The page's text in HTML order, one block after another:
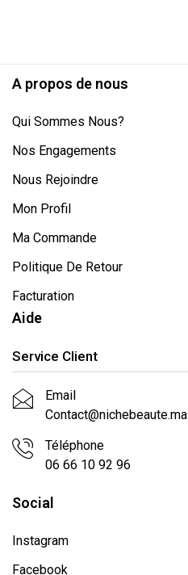
A propos de nous
Qui Sommes Nous?
Nos Engagements
Nous Rejoindre
Mon Profil
Ma Commande
Politique De Retour
Facturation
Aide
Service Client
Email
Contact@nichebeaute.ma
Téléphone
06 66 10 92 96
Social
Instagram
Facebook